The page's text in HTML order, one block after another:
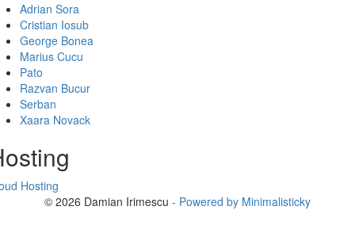
Adrian Sora
Cristian Iosub
George Bonea
Marius Cucu
Pato
Razvan Bucur
Serban
Xaara Novack
Hosting
© 2026 Damian Irimescu - Powered by Minimalisticky